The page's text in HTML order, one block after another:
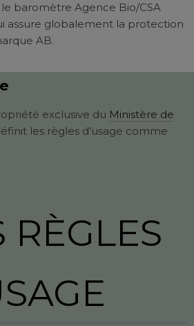
le baromètre Agence Bio/CSA
assure globalement la protection
AB.
exclusive du Ministère de
les règles d’usage comme
RÈGLES